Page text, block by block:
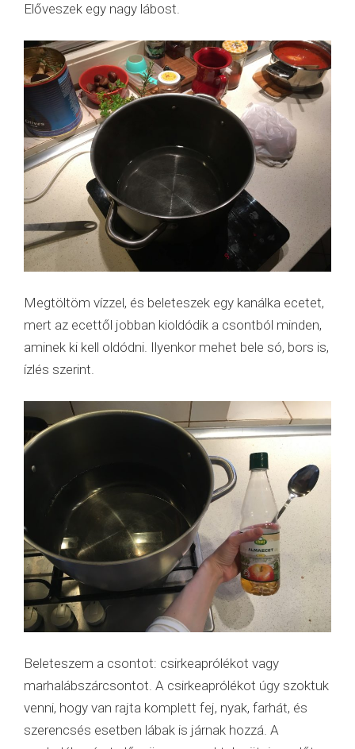
Előveszek egy nagy lábost.
Megtöltöm vízzel, és beleteszek egy kanálka ecetet,
mert az ecettől jobban kioldódik a csontból minden,
aminek ki kell oldódni. Ilyenkor mehet bele só, bors is,
ízlés szerint.
Beleteszem a csontot: csirkeaprólékot vagy
marhalábszárcsontot. A csirkeaprólékot úgy szoktuk
venni, hogy van rajta komplett fej, nyak, farhát, és
szerencsés esetben lábak is járnak hozzá. A